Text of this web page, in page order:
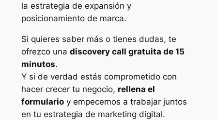
la estrategia de expansión y
posicionamiento de marca.
Si quieres saber más o tienes dudas, te
ofrezco una discovery call gratuita de 15
minutos.
Y si de verdad estás comprometido con
hacer crecer tu negocio, rellena el
formularioy empecemos a trabajar juntos
en tu estrategia de marketing digital.